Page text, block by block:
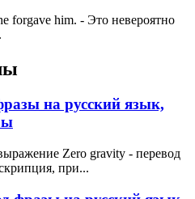
forgave him. - Это невероятно
на русский язык,
Zero gravity - перевод
при...